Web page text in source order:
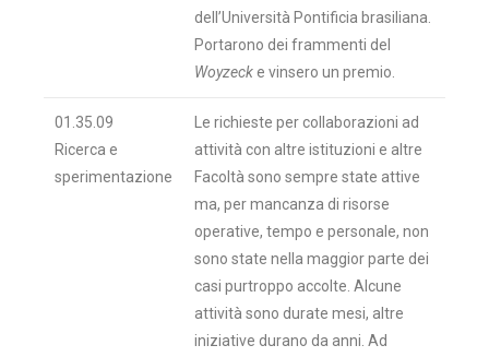
dell’Università Pontificia brasiliana.
Portarono dei frammenti del
Woyzecke vinsero un premio.
01.35.09
Ricerca e
sperimentazione
Le richieste per collaborazioni ad
attività con altre istituzioni e altre
Facoltà sono sempre state attive
ma, per mancanza di risorse
operative, tempo e personale, non
sono state nella maggior parte dei
casi purtroppo accolte. Alcune
attività sono durate mesi, altre
iniziative durano da anni. Ad